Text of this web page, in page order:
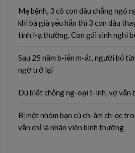
Mẹ bệnh, 3 cô con dâu chẳng ngó
khi bà già yếu hẳn thì 3 con dâu
tình l-ạ thường. Con gái sinh nghi
Sau 25 năm b-iến m-ất, người bố
ngờ trở lại
Dù biết chồng ng-oại t-ình, vợ vẫn
Bị một nhóm bạn cũ ch-âm ch-ọc
vẫn chỉ là nhân viên bình thường